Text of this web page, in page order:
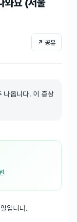
와요 (서울
↗ 공유
나옵니다. 이 증상
입니다.